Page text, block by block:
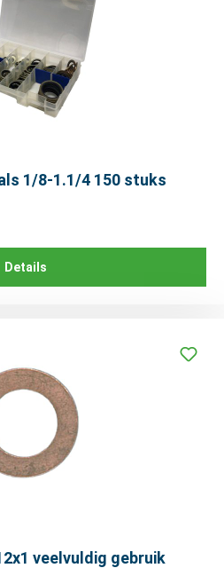
1/8-1.1/4 150 stuks
Details
veelvuldig gebruik